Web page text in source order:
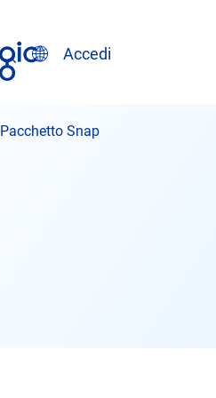
Ricerca
ItalianoAccedi
Pacchetto Snap